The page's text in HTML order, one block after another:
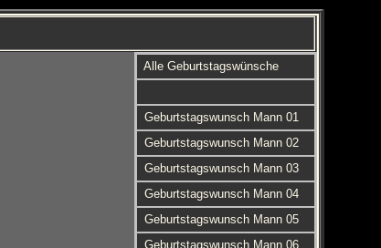
Alle Geburtstagswünsche
Geburtstagswunsch Mann 01
Geburtstagswunsch Mann 02
Geburtstagswunsch Mann 03
Geburtstagswunsch Mann 04
Geburtstagswunsch Mann 05
Geburtstagswunsch Mann 06